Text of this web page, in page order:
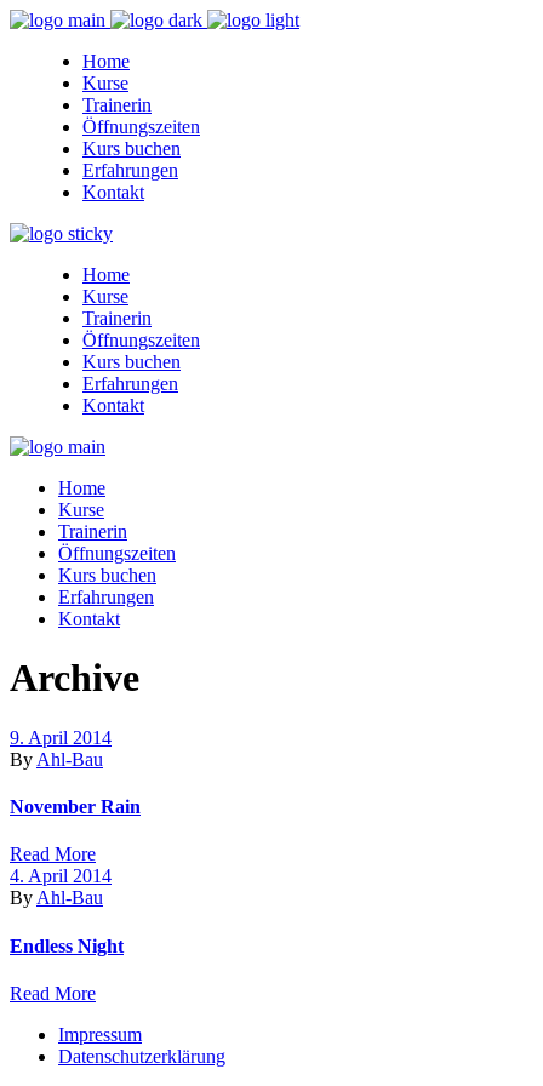
Home
Kurse
Trainerin
Öffnungszeiten
Kurs buchen
Erfahrungen
Kontakt
Home
Kurse
Trainerin
Öffnungszeiten
Kurs buchen
Erfahrungen
Kontakt
Home
Kurse
Trainerin
Öffnungszeiten
Kurs buchen
Erfahrungen
Kontakt
Archive
9. April 2014
By Ahl-Bau
November Rain
Read More
4. April 2014
ByAhl-Bau
Endless Night
Read More
Impressum
Datenschutzerklärung